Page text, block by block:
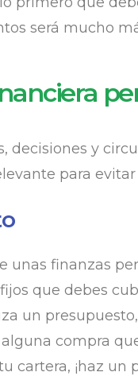
será mucho
decisiones y
para
unas finanzas
que debes
un
compra
cartera, ¡haz